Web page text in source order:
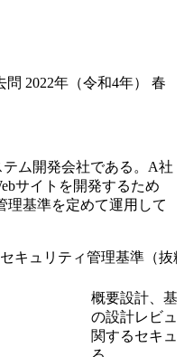
2022年（令和4年） 春
ム開発会社である。A社
サイトを開発するため
理基準を定めて運用して
セキュリティ管理基準（抜
概要設計、基
の設計レビュ
関するセキュ